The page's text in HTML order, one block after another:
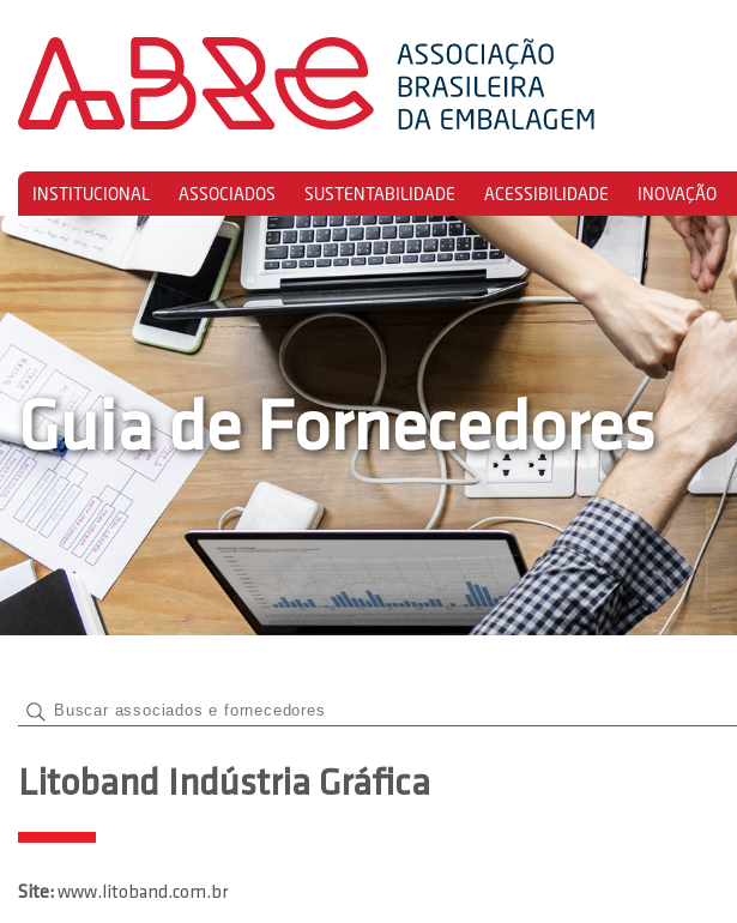
INSTITUCIONAL ASSOCIADOS SUSTENTABILIDADE ACESSIBILIDADE INOVAÇÃO
Guia de Fornecedores
Litoband Indústria Gráfica
Site:www.litoband.com.br